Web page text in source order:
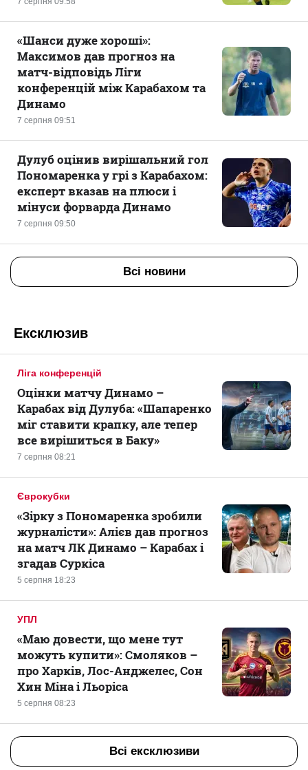
7 серпня 09:51
«Шанси дуже хороші»:
Максимов дав прогноз на
матч-відповідь Ліги
конференцій між Карабахом та
Динамо
7 серпня 09:50
Дулуб оцінив вирішальний гол
Пономаренка у грі з Карабахом:
експерт вказав на плюси і
мінуси форварда Динамо
Всі новини
Ексклюзив
Ліга конференцій
7 серпня 08:21
Оцінки матчу Динамо –
Карабах від Дулуба: «Шапаренко
міг ставити крапку, але тепер
все вирішиться в Баку»
Єврокубки
5 серпня 18:23
«Зірку з Пономаренка зробили
журналісти»: Алієв дав прогноз
на матч ЛК Динамо – Карабах і
згадав Суркіса
УПЛ
5 серпня 08:23
«Маю довести, що мене тут
можуть купити»: Смоляков –
про Харків, Лос-Анджелес, Сон
Хин Міна і Льоріса
Всі ексклюзиви